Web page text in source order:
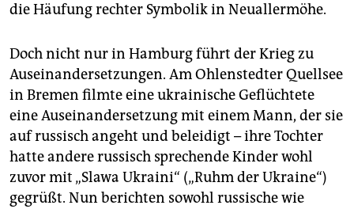
die Häufung rechter Symbolik in Neuallermöhe.
Doch nicht nur in Hamburg führt der Krieg zu
Auseinandersetzungen. Am Ohlenstedter Quellsee
in Bremen filmte eine ukrainische Geflüchtete
eine Auseinandersetzung mit einem Mann, der sie
auf russisch angeht und beleidigt – ihre Tochter
hatte andere russisch sprechende Kinder wohl
zuvor mit „Slawa Ukraini“ („Ruhm der Ukraine“)
gegrüßt. Nun berichten sowohl russische wie